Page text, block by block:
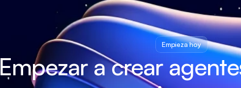
Empieza hoy
Empezar a crear